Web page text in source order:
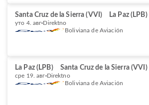
Santa Cruz de la Sierra (VVI) La Paz (LPB)
уто 4. авг Direktno
Boliviana de Aviación
La Paz (LPB) Santa Cruz de la Sierra (VVI)
сре 19. авг Direktno
Boliviana de Aviación